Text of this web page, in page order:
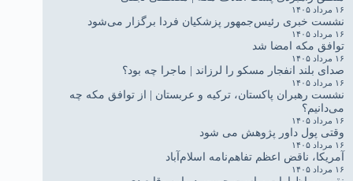
۱۶ مرداد ۱۴۰۵
نشست خبری رئیس‌جمهور پزشکیان فردا برگزار می‌شود
۱۶ مرداد ۱۴۰۵
توافق مکه امضا شد
۱۶ مرداد ۱۴۰۵
صدای بلند انفجار مسکو را لرزاند | ماجرا چه بود؟
۱۶ مرداد ۱۴۰۵
نشست رهبران پاکستان، ترکیه و عربستان | از توافق مکه چه
می‌دانیم؟
۱۶ مرداد ۱۴۰۵
وقتی پول داور پژوهش می شود
۱۶ مرداد ۱۴۰۵
آمریکا، ناقض اعظم تفاهم‌نامه اسلام‌آباد
۱۶ مرداد ۱۴۰۵